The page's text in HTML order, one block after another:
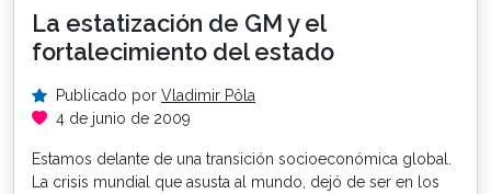
La estatización de GM y el
fortalecimiento del estado
Publicado por Vladimir Pôla
4 de junio de 2009
Estamos delante de una transición socioeconómica global.
La crisis mundial que asusta al mundo, dejó de ser en los